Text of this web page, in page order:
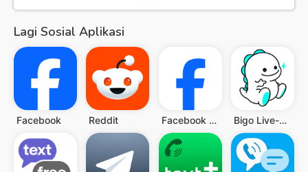
Lagi Sosial Aplikasi
Facebook Reddit Facebook Lite Bigo Live-Live Streaming